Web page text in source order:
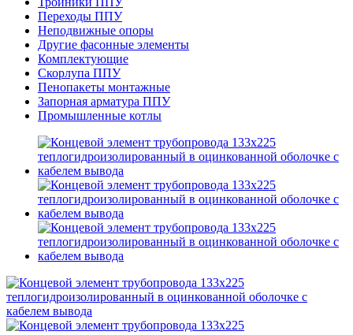
Переходы ППУ
Неподвижные опоры
Другие фасонные элементы
Комплектующие
Скорлупа ППУ
Пенопакеты монтажные
Запорная арматура ППУ
Промышленные котлы